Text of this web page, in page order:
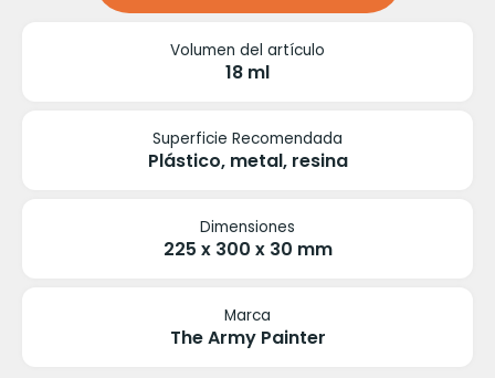
Volumen del artículo
18 ml
Superficie Recomendada
Plástico, metal, resina
Dimensiones
225 x 300 x 30 mm
Marca
The Army Painter